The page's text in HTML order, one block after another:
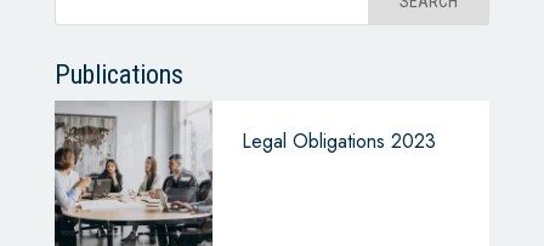
Publications
Legal Obligations 2023